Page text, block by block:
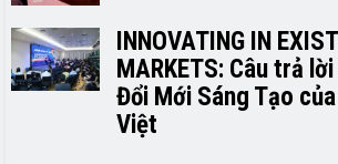
INNOVATING IN
MARKETS: Câu trả
Đổi Mới Sáng Tạo
Việt